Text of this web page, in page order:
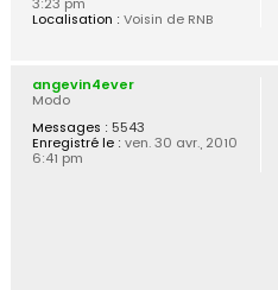
3:23 pm
Localisation : Voisin de RNB
angevin4ever
Modo
Messages : 5543
Enregistré le : ven. 30 avr., 2010
6:41 pm